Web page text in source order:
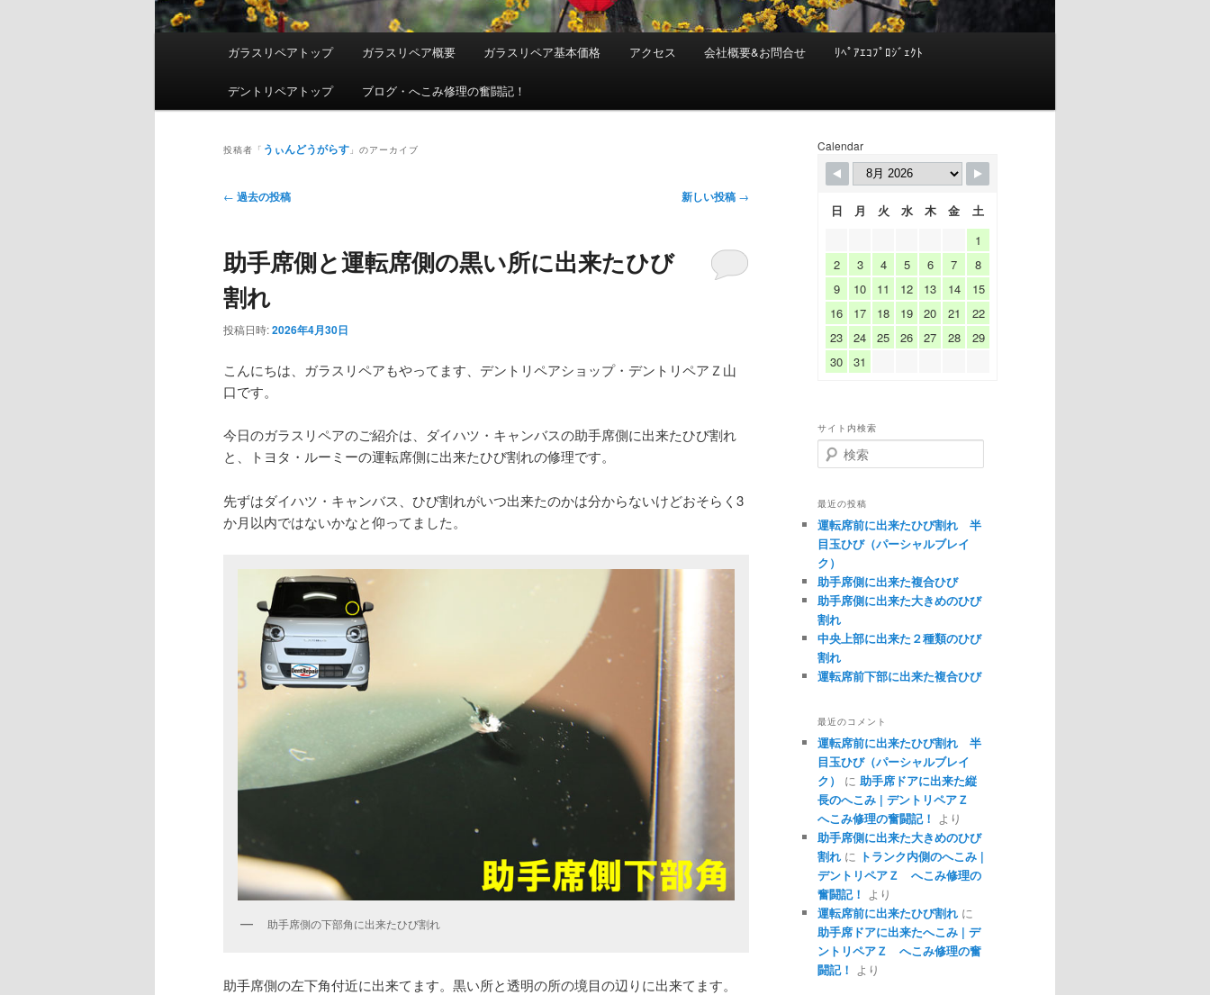
メ
ガラスリペアトップ ガラスリペア概要 ガラスリペア基本価格 アクセス 会社概要&お問合せ ﾘﾍﾟｱｴｺﾌﾟﾛｼﾞｪｸﾄ
デントリペアトップ ブログ・へこみ修理の奮闘記！
投稿者「 うぃんどうがらす 」のアーカイブ
投
ビ
ゲ
ー
シ
ン
← 過去の投稿 新しい投稿 →
助手席側と運転席側の黒い所に出来たひび
割れ
投稿日時:2026年4月30日
こんにちは、ガラスリペアもやってます、デントリペアショップ・デントリペアＺ山
口です。
今日のガラスリペアのご紹介は、ダイハツ・キャンバスの助手席側に出来たひび割れ
と、トヨタ・ルーミーの運転席側に出来たひび割れの修理です。
先ずはダイハツ・キャンバス、ひび割れがいつ出来たのかは分からないけどおそらく3
か月以内ではないかなと仰ってました。
助手席側の下部角に出来たひび割れ
助手席側の左下角付近に出来てます。黒い所と透明の所の境目の辺りに出来てます。
Calendar
Available
Booked
日 月 火 水 木 金
土
1
2
3 4 5 6 7
8
9
10 11 12 13 14
15
16
17 18 19 20 21
22
23
24 25 26 27 28
29
30
31
サイト内検索
検
索
最近の投稿
運転席前に出来たひび割れ 半
目玉ひび（パーシャルブレイ
ク）
助手席側に出来た複合ひび
助手席側に出来た大きめのひび
割れ
中央上部に出来た２種類のひび
割れ
運転席前下部に出来た複合ひび
最近のコメント
運転席前に出来たひび割れ 半
目玉ひび（パーシャルブレイ
ク）
に 助手席ドアに出来た縦
長のへこみ | デントリペアＺ
へこみ修理の奮闘記！ より
助手席側に出来た大きめのひび
割れ に トランク内側のへこみ |
デントリペアＺ へこみ修理の
奮闘記！ より
運転席前に出来たひび割れ に
助手席ドアに出来たへこみ | デ
ントリペアＺ へこみ修理の奮
闘記！ より